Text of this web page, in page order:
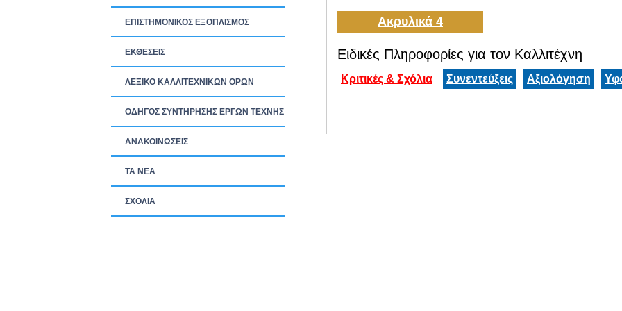
ΕΠΙΣΤΗΜΟΝΙΚΟΣ ΕΞΟΠΛΙΣΜΟΣ
ΕΚΘΕΣΕΙΣ
ΛΕΞΙΚΟ ΚΑΛΛΙΤΕΧΝΙΚΩΝ ΟΡΩΝ
ΟΔΗΓΟΣ ΣΥΝΤΗΡΗΣΗΣ ΕΡΓΩΝ ΤΕΧΝΗΣ
ΑΝΑΚΟΙΝΩΣΕΙΣ
ΤΑ ΝEΑ
ΣΧΟΛΙΑ
Ακρυλικά 4
Ειδικές Πληροφορίες για τον Καλλιτέχνη
Κριτικές & Σχόλια Συνεντεύξεις Αξιολόγηση